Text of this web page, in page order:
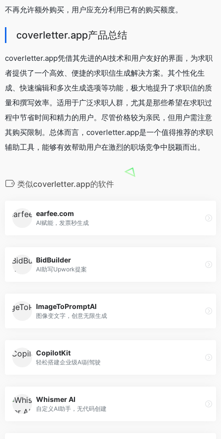
不再允许额外购买，用户应充分利用已有的购买额度。
coverletter.app产品总结
coverletter.app凭借其先进的AI技术和用户友好的界面，为求职
者提供了一个高效、便捷的求职信生成解决方案。其个性化生
成、快速编辑和多次生成选项等功能，极大地提升了求职信的质
量和撰写效率。适用于广泛求职人群，尤其是那些希望在求职过
程中节省时间和精力的用户。尽管价格较为亲民，但用户需注意
其购买限制。总体而言，coverletter.app是一个值得推荐的求职
辅助工具，能够有效帮助用户在激烈的职场竞争中脱颖而出。
类似coverletter.app的软件
earfee.com
AI赋能，发票秒生成
BidBuilder
AI助写Upwork提案
ImageToPromptAI
图像变文字，创意无限生成
CopilotKit
轻松搭建企业级AI副驾驶
Whismer AI
自定义AI助手，无代码创建